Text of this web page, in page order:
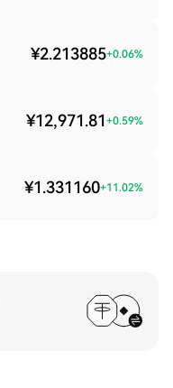
¥2.213885+0.06%
¥12,971.81 +0.59%
¥1.331160+11.02%